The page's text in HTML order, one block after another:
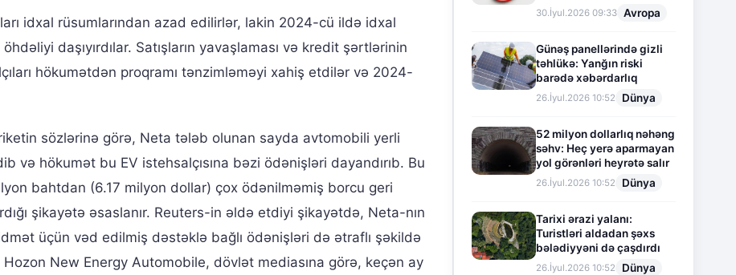
idxal rüsumlarından azad edilirlər, lakin 2024-cü ildə idxal
daşıyırdılar. Satışların yavaşlaması və kredit şərtlərinin
hökumətdən proqramı tənzimləməyi xahiş etdilər və 2024-
sözlərinə görə, Neta tələb olunan sayda avtomobili yerli
və hökumət bu EV istehsalçısına bəzi ödənişləri dayandırıb. Bu
bahtdan (6.17 milyon dollar) çox ödənilməmiş borcu geri
şikayətə əsaslanır. Reuters-in əldə etdiyi şikayətdə, Neta-nın
üçün vəd edilmiş dəstəklə bağlı ödənişləri də ətraflı şəkildə
New Energy Automobile, dövlət mediasına görə, keçən ay
30.İyul.2026 09:33 Avropa
Günəş panellərində gizli
təhlükə: Yanğın riski
barədə xəbərdarlıq
26.İyul.2026 10:52 Dünya
52 milyon dollarlıq nəhəng
səhv: Heç yerə aparmayan
yol görənləri heyrətə salır
26.İyul.2026 10:52 Dünya
Tarixi ərazi yalanı:
Turistləri aldadan şəxs
bələdiyyəni də çaşdırdı
26.İyul.2026 10:52 Dünya